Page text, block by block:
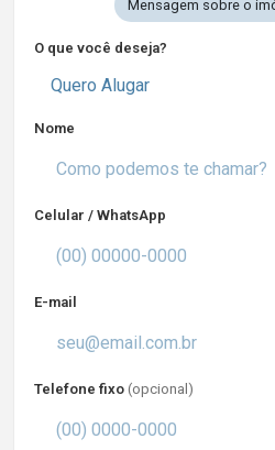
Mensagem sobre o
O que você deseja?
Quero Alugar
Nome
Celular / WhatsApp
E-mail
Telefone fixo (opcional)